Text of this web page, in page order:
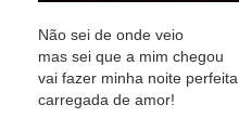
Não sei de onde veio
mas sei que a mim chegou
vai fazer minha noite perfeita
carregada de amor!